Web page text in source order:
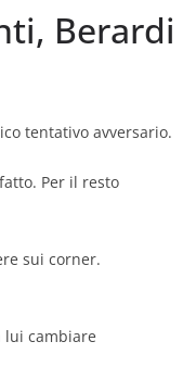
Berardi
tentativo avversario.
Per il resto
sui corner.
lui cambiare